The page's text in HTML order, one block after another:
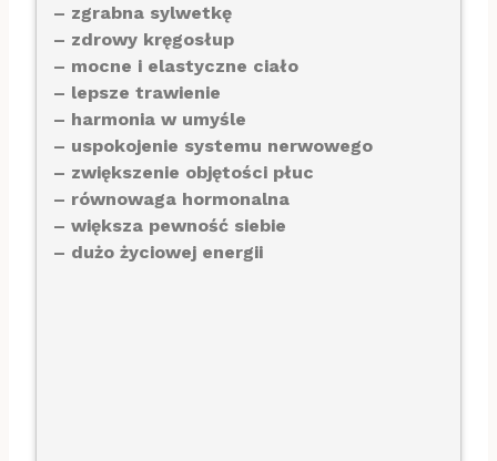
– zgrabna sylwetkę
– zdrowy kręgosłup
– mocne i elastyczne ciało
– lepsze trawienie
– harmonia w umyśle
– uspokojenie systemu nerwowego
– zwiększenie objętości płuc
– równowaga hormonalna
– większa pewność siebie
– dużo życiowej energii